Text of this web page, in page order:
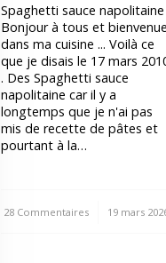
Spaghetti sauce napolitaine
Bonjour à tous et bienvenue
dans ma cuisine ... Voilà ce
que je disais le 17 mars
. Des Spaghetti sauce
napolitaine car il y a
longtemps que je n'ai pas
mis de recette de pâtes et
pourtant à la…
28 Commentaires
/ 19 mars